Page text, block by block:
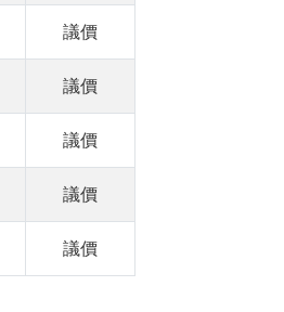
議價
議價
議價
議價
議價